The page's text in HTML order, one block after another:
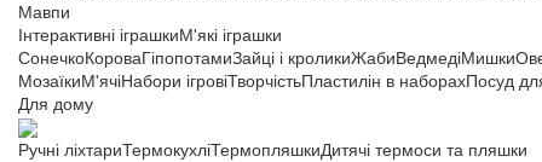
Мавпи
Інтерактивні іграшкиМ'які іграшки
СонечкоКороваГіпопотамиЗайці і кроликиЖабиВедмедіМишки
МозаїкиМ'ячіНабори ігровіТворчістьПластилін в наборахПосуд
Для дому
Ручні ліхтариТермокухліТермопляшкиДитячі термоси та пляшки